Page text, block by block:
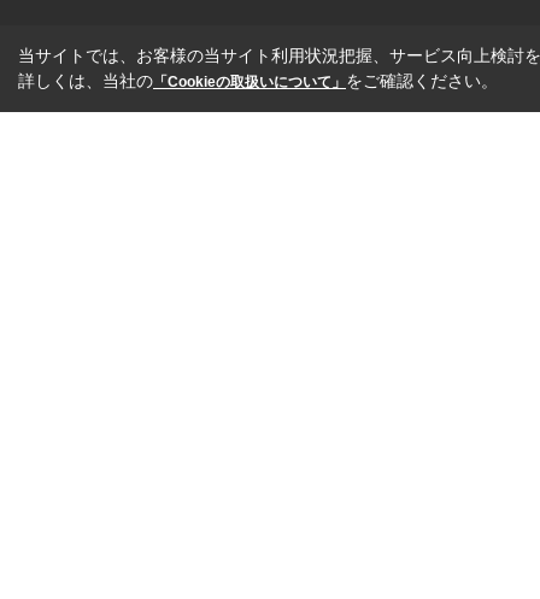
当サイトでは、お客様の当サイト利用状況把握、サービス向上検討
詳しくは、当社の 「Cookieの取扱いについて」 をご確認ください。